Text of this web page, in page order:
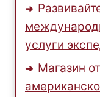
услуги
Магазин